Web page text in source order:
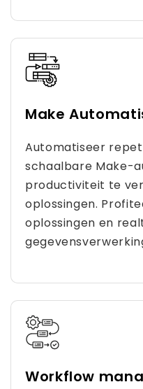
Make
Automatiseer
schaalbare Make-
productiviteit te
oplossingen.
oplossingen en
Workflow